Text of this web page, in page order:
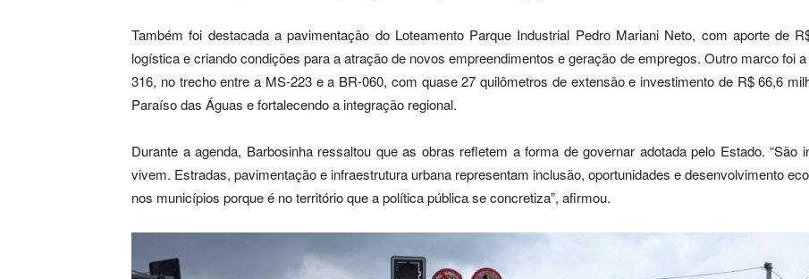
Também foi destacada a pavimentação do Loteamento Parque Industrial Pedro Mariani Neto, com aporte de
logística e criando condições para a atração de novos empreendimentos e geração de empregos. Outro marco foi
316, no trecho entre a MS-223 e a BR-060, com quase 27 quilômetros de extensão e investimento de R$ 66,6
Paraíso das Águas e fortalecendo a integração regional.
Durante a agenda, Barbosinha ressaltou que as obras refletem a forma de governar adotada pelo Estado.
vivem. Estradas, pavimentação e infraestrutura urbana representam inclusão, oportunidades e desenvolvimento
nos municípios porque é no território que a política pública se concretiza”, afirmou.